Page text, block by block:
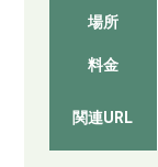
場所
料金
関連URL